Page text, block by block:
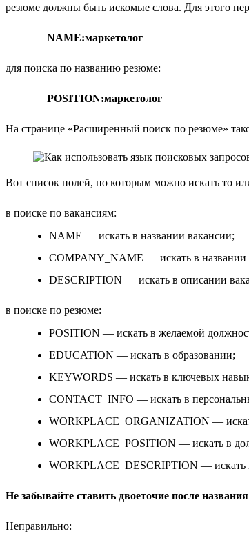
резюме должны быть искомые слова. Для этого
NAME:маркетолог
для поиска по названию резюме:
POSITION:маркетолог
На странице «Расширенный поиск по резюме»
Вот список полей, по которым можно искать то
в поиске по вакансиям:
NAME — искать в названии вакансии;
COMPANY_NAME — искать в названии
DESCRIPTION — искать в описании
в поиске по резюме:
POSITION — искать в желаемой
EDUCATION — искать в образовании;
KEYWORDS — искать в ключевых
CONTACT_INFO — искать в
WORKPLACE_ORGANIZATION —
WORKPLACE_POSITION — искать в
WORKPLACE_DESCRIPTION — искать
Не забывайте ставить двоеточие после
Неправильно: